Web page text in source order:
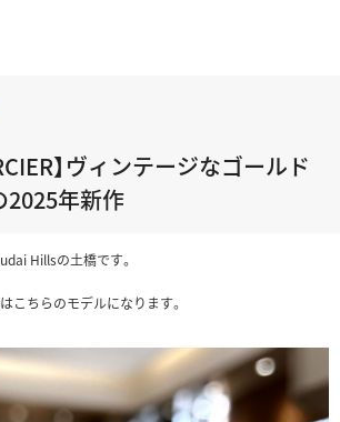
】ヴィンテージなゴールド
2025年新作
Hillsの土橋です。
こちらのモデルになります。